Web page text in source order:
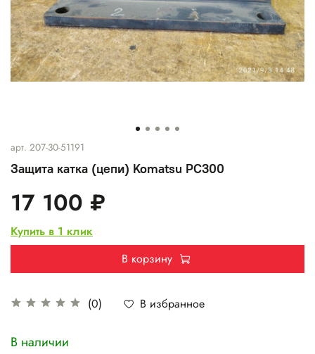
арт. 207-30-51191
Защита катка (цепи) Komatsu PC300
(0) В избранное
В наличии
17 100 ₽
Купить в 1 клик
В корзину